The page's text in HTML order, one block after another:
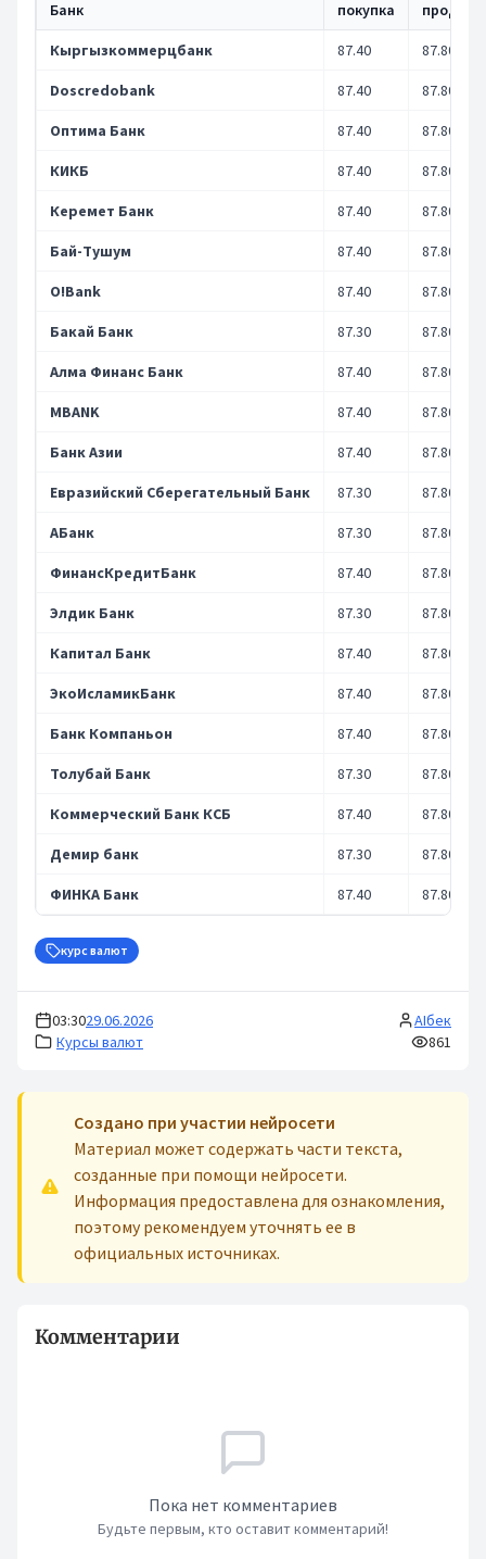
Банк покупка продажа
Кыргызкоммерцбанк 87.40 87.80
Doscredobank 87.40 87.80
Оптима Банк 87.40 87.80
КИКБ 87.40 87.80
Керемет Банк 87.40 87.80
Бай-Тушум 87.40 87.80
O!Bank 87.40 87.80
Бакай Банк 87.30 87.80
Алма Финанс Банк 87.40 87.80
MBANK 87.40 87.80
Банк Азии 87.40 87.80
Евразийский Сберегательный Банк 87.30 87.80
АБанк 87.30 87.80
ФинансКредитБанк 87.40 87.80
Элдик Банк 87.30 87.80
Капитал Банк 87.40 87.80
ЭкоИсламикБанк 87.40 87.80
Банк Компаньон 87.40 87.80
Толубай Банк 87.30 87.80
Коммерческий Банк КСБ 87.40 87.80
Демир банк 87.30 87.80
ФИНКА Банк 87.40 87.80
курс валют
03:3029.06.2026
Курсы валют
AIбек
861
Cоздано при участии нейросети
Материал может содержать части текста,
созданные при помощи нейросети.
Информация предоставлена для ознакомления,
поэтому рекомендуем уточнять ее в
официальных источниках.
Комментарии
Пока нет комментариев
Будьте первым, кто оставит комментарий!